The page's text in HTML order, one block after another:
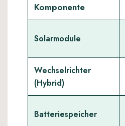
Komponente
Solarmodule
Wechselrichter
(Hybrid)
Batteriespeicher